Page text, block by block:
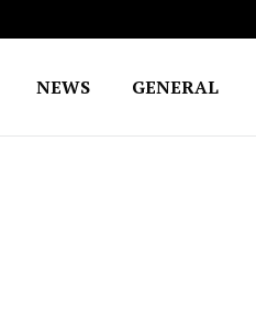
NEWS GENERAL